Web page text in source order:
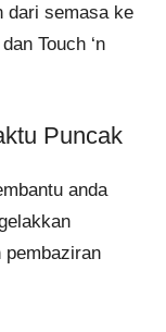
dari semasa ke
Touch ‘n
Puncak
anda
pembaziran